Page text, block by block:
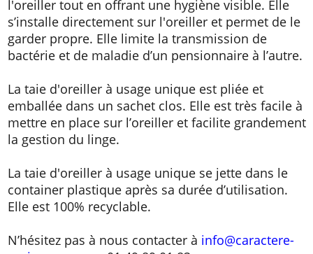
l'oreiller tout en offrant une hygiène visible. Elle
s’installe directement sur l'oreiller et permet de le
garder propre. Elle limite la transmission de
bactérie et de maladie d’un pensionnaire à l’autre.
La taie d'oreiller à usage unique est pliée et
emballée dans un sachet clos. Elle est très facile à
mettre en place sur l’oreiller et facilite grandement
la gestion du linge.
La taie d'oreiller à usage unique se jette dans le
container plastique après sa durée d’utilisation.
Elle est 100% recyclable.
N’hésitez pas à nous contacter à info@caractere-